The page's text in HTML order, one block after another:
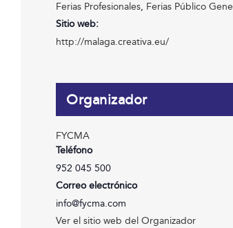
Ferias Profesionales, Ferias Público
Sitio web:
http://malaga.creativa.eu/
Organizador
FYCMA
Teléfono
952 045 500
Correo electrónico
info@fycma.com
Ver el sitio web del Organizador